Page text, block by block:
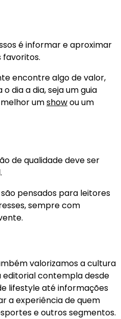
é informar e aproximar
favoritos.
encontre algo de valor,
dia a dia, seja um guia
umshowou um
de qualidade deve ser
pensados para leitores
sempre com
valorizamos a cultura
editorial contempla desde
lifestyle até informações
a experiência de quem
e outros segmentos.